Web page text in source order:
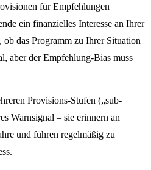
für Empfehlungen
ein finanzielles Interesse an Ihrer
das Programm zu Ihrer Situation
aber der Empfehlung-Bias muss
Provisions-Stufen („sub-
Warnsignal – sie erinnern an
und führen regelmäßig zu